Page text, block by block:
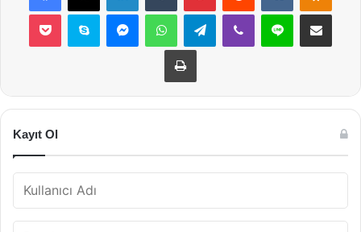
Pocket Skype MessengerWhatsAppTelegramViber Line E-Posta ile
Yazdır
Kayıt Ol